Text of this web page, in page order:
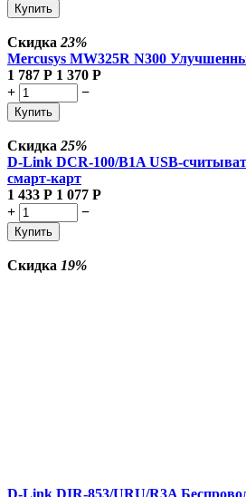
Купить
Скидка 23%
Mercusys MW325R N300
1 787 Р 1 370 Р
+
−
Купить
Скидка 25%
D-Link DCR-100/B1A USB-
смарт-карт
1 433 Р 1 077 Р
+
−
Купить
Скидка 19%
D-Link DIR-853/URU/R3A